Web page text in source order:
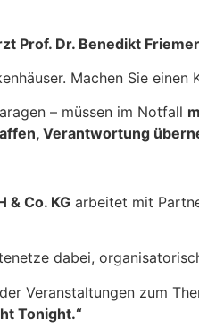
Prof. Dr. Benedikt
Machen Sie einen
– müssen im Notfall
Verantwortung
& Co. KG arbeitet mit
dabei,
Veranstaltungen zum
Tonight.“